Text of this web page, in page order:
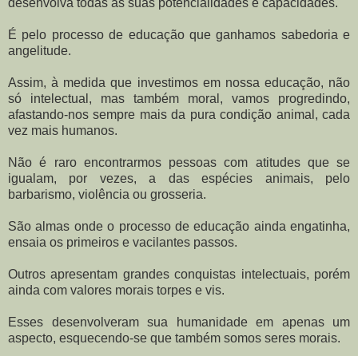
É pelo processo de educação que ganhamos sabedoria e
angelitude.
Assim, à medida que investimos em nossa educação, não
só intelectual, mas também moral, vamos progredindo,
afastando-nos sempre mais da pura condição animal, cada
vez mais humanos.
Não é raro encontrarmos pessoas com atitudes que se
igualam, por vezes, a das espécies animais, pelo
barbarismo, violência ou grosseria.
São almas onde o processo de educação ainda engatinha,
ensaia os primeiros e vacilantes passos.
Outros apresentam grandes conquistas intelectuais, porém
ainda com valores morais torpes e vis.
Esses desenvolveram sua humanidade em apenas um
aspecto, esquecendo-se que também somos seres morais.